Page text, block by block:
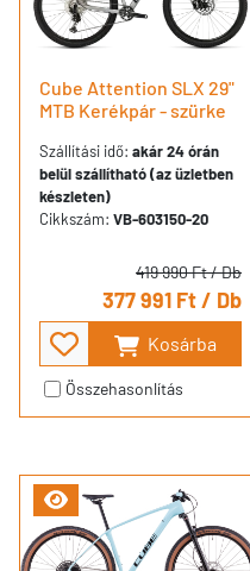
Cube Attention SLX 29"
MTB Kerékpár - szürke
Szállítási idő: akár 24 órán
belül szállítható (az üzletben
készleten)
Cikkszám: VB-603150-20
419 990 Ft/ Db
377 991 Ft/ Db
Kosárba
Összehasonlítás